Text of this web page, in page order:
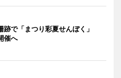
跡で「まつり彩夏せんぼく」
催へ